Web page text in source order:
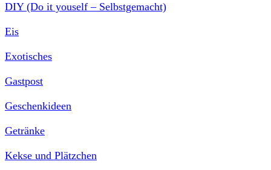
DIY (Do it youself – Selbstgemacht)
Eis
Exotisches
Gastpost
Geschenkideen
Getränke
Kekse und Plätzchen